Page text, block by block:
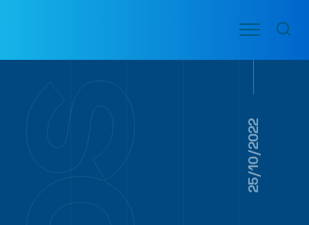
conteúdo
VOO
AÉREAS
Menu
25/10/2022